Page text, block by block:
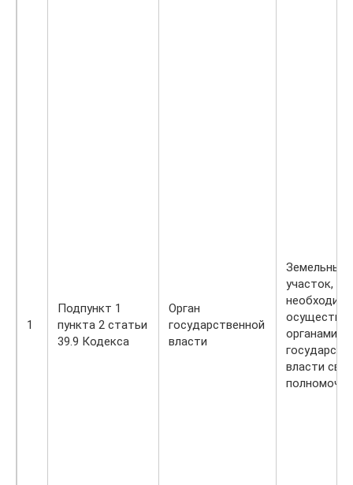
1
Подпункт 1
пункта 2 статьи
39.9 Кодекса
Орган
государственной
власти
Земельный
участок,
органами
власти
полномочий